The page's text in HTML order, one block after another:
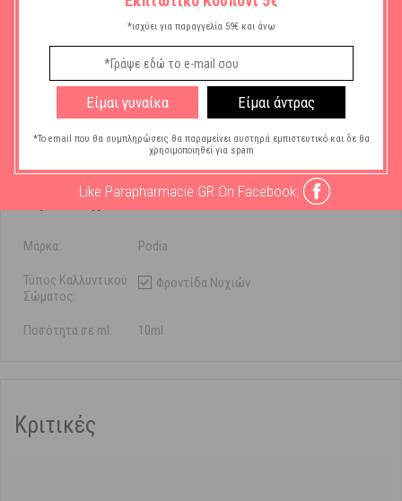
Tree Oil για την προστασία και την υγιή ανάπτυξη του νυχιού.
Μπορεί να χρησιμοποιηθεί και σαν βάση για ομοιόμορφη
τοποθέτηση χρώματος.
Χαρακτηριστικά
Μάρκα: Podia
Τύπος Καλλυντικού
Σώματος:
Φροντίδα Νυχιών
Ποσότητα σε ml: 10ml
Κριτικές
*ισχύει για παραγγελία 59€ και άνω
Είμαι γυναίκα Είμαι άντρας
*Το email που θα συμπληρώσεις θα παραμείνει αυστηρά εμπιστευτικό και δε θα
χρησιμοποιηθεί για spam
Like Parapharmacie GR On Facebook: